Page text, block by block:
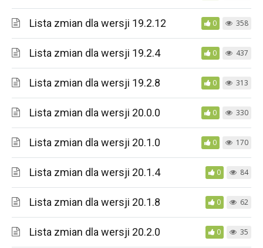
Lista zmian dla wersji 19.2.12 0 358
Lista zmian dla wersji 19.2.4 0 437
Lista zmian dla wersji 19.2.8 0 313
Lista zmian dla wersji 20.0.0 0 330
Lista zmian dla wersji 20.1.0 0 170
Lista zmian dla wersji 20.1.4 0 84
Lista zmian dla wersji 20.1.8 0 62
Lista zmian dla wersji 20.2.0 0 35